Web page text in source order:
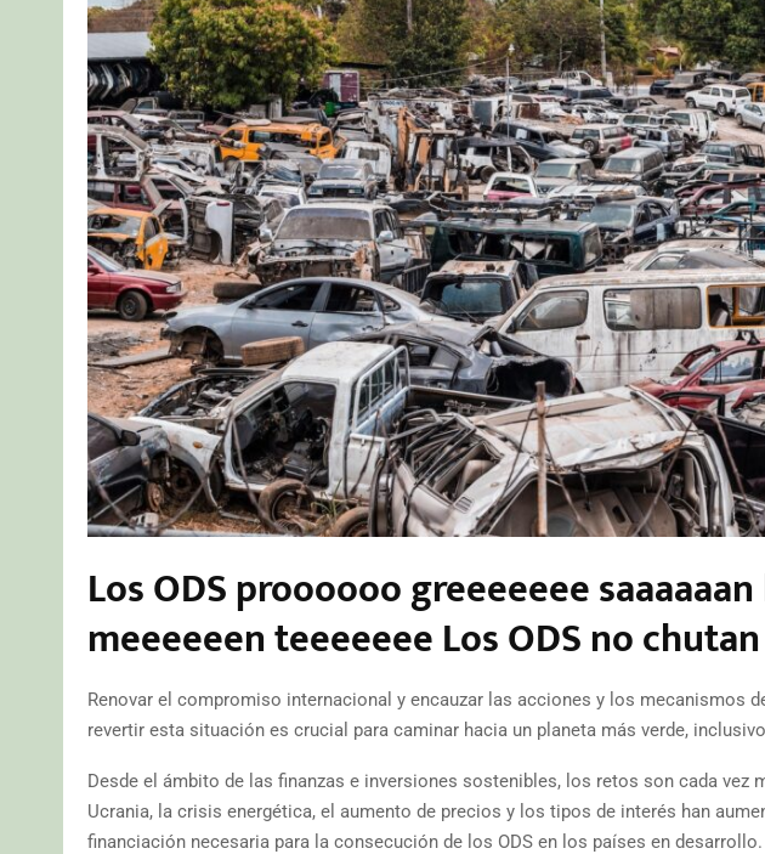
Los ODS proooooo greeeeeee
meeeeeen teeeeeee Los ODS no
Renovar el compromiso internacional y encauzar las acciones y los mecanismos
revertir esta situación es crucial para caminar hacia un planeta más verde,
Desde el ámbito de las finanzas e inversiones sostenibles, los retos son cada vez
Ucrania, la crisis energética, el aumento de precios y los tipos de interés han
financiación necesaria para la consecución de los ODS en los países en desarrollo.